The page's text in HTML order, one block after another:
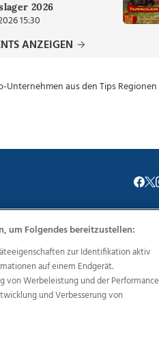
2026
15:30
ANZEIGEN
Ehrenkodex
um Folgendes bereitzustellen:
zur Identifikation aktiv
auf einem Endgerät.
von Werbeleistung und der Performance
und Verbesserung von